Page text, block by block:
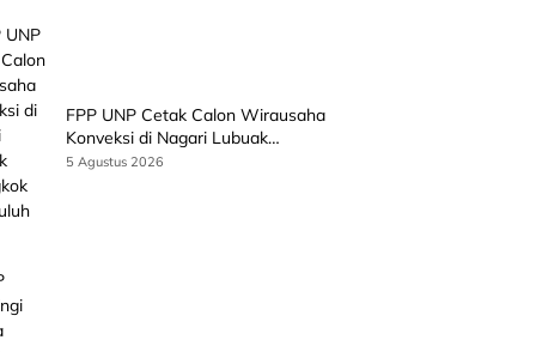
FPP UNP Cetak Calon Wirausaha
Konveksi di Nagari Lubuak
Batingkok Limapuluh Kota
5 Agustus 2026